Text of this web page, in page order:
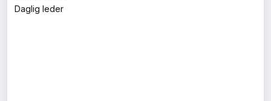
Daglig leder